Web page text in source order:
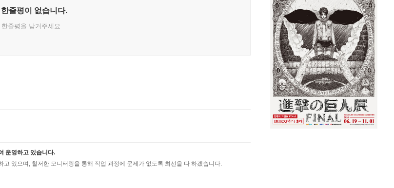
줄평이 없습니다.
한줄평을 남겨주세요.
운영하고 있습니다.
있으며, 철저한 모니터링을 통해 작업 과정에 문제가 없도록 최선을 다 하겠습니다.